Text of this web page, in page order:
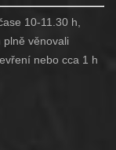
10-11.30 h,
plně věnovali
nebo cca 1 h